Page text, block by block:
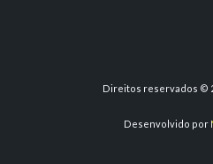
Direitos reservados ©
Desenvolvido por